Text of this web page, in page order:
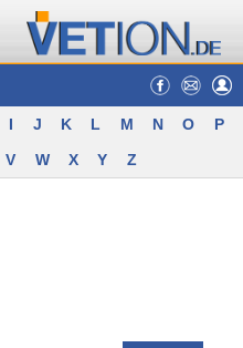
I J K L M N O
P
V W X Y Z